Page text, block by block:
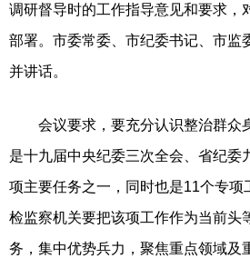
调研督导时的工作指导意见和要求，
部署。市委常委、市纪委书记、市监
并讲话。
会议要求，要充分认识整治群众
是十九届中央纪委三次全会、省纪委
项主要任务之一，同时也是11个专项
检监察机关要把该项工作作为当前头
务，集中优势兵力，聚焦重点领域及